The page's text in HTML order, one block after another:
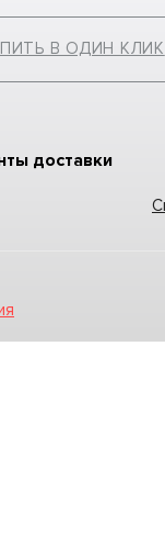
В ОДИН КЛИК
доставки